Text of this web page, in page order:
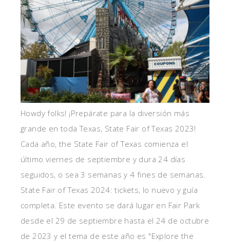
Howdy folks! ¡Prepárate para la diversión más
grande en toda Texas, State Fair of Texas 2023!
Cada año, the State Fair of Texas comienza el
último viernes de septiembre y dura 24 días
seguidos, o sea 3 semanas y 4 fines de semanas.
State Fair of Texas 2024: tickets, lo nuevo y guía
completa. Este evento se dará lugar en Fair Park
desde el 29 de septiembre hasta el 24 de octubre
de 2023 y el tema de este año es "Explore the